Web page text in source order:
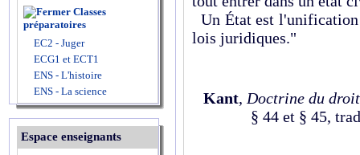
Classes
préparatoires
EC2 - Juger
ECG1 et ECT1
ENS - L'histoire
ENS - La science
Espace enseignants
Un État est l'unification
lois juridiques."
Kant, Doctrine du droit
§ 44 et § 45,